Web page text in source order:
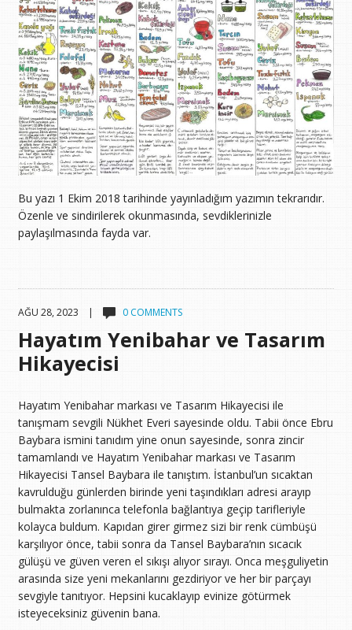
Bu yazı 1 Ekim 2018 tarihinde yayınladığım yazımın tekrarıdır.
Özenle ve sindirilerek okunmasında, sevdiklerinizle
paylaşılmasında fayda var.
AĞU 28, 2023 | 0 COMMENTS
Hayatım Yenibahar ve Tasarım
Hikayecisi
Hayatım Yenibahar markası ve Tasarım Hikayecisi ile
tanışmam sevgili Nükhet Everi sayesinde oldu. Tabii önce Ebru
Baybara ismini tanıdım yine onun sayesinde, sonra zincir
tamamlandı ve Hayatım Yenibahar markası ve Tasarım
Hikayecisi Tansel Baybara ile tanıştım. İstanbul’un sıcaktan
kavrulduğu günlerden birinde yeni taşındıkları adresi arayıp
bulmakta zorlanınca telefonla bağlantıya geçip tarifleriyle
kolayca buldum. Kapıdan girer girmez sizi bir renk cümbüşü
karşılıyor önce, tabii sonra da Tansel Baybara’nın sıcacık
gülüşü ve güven veren el sıkışı alıyor sırayı. Onca meşguliyetin
arasında size yeni mekanlarını gezdiriyor ve her bir parçayı
sevgiyle tanıtıyor. Hepsini kucaklayıp evinize götürmek
isteyeceksiniz güvenin bana.